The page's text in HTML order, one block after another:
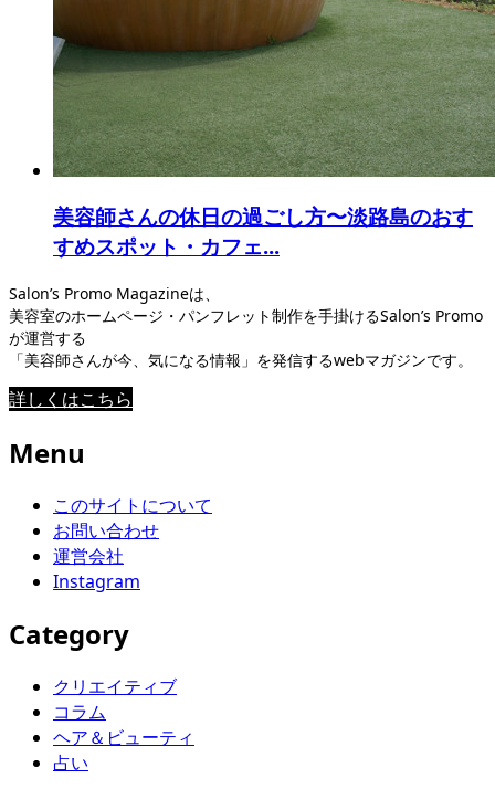
美容師さんの休日の過ごし方〜淡路島のおす
すめスポット・カフェ...
Salon’s Promo Magazineは、
美容室のホームページ・パンフレット制作を手掛けるSalon’s Promo
が運営する
「美容師さんが今、気になる情報」を発信するwebマガジンです。
詳しくはこちら
Menu
このサイトについて
お問い合わせ
運営会社
Instagram
Category
クリエイティブ
コラム
ヘア＆ビューティ
占い